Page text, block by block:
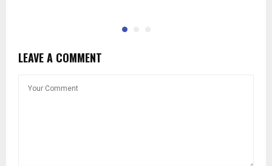
LEAVE A COMMENT